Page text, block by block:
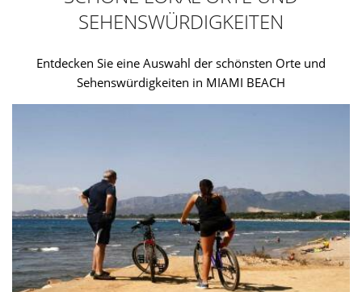
SEHENSWÜRDIGKEITEN
Entdecken Sie eine Auswahl der schönsten Orte und
Sehenswürdigkeiten in MIAMI BEACH